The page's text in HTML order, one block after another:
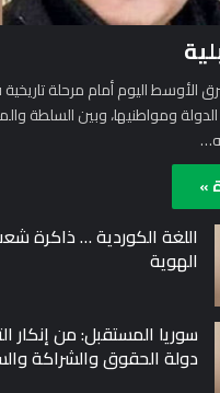
الأوسط اليوم أمام مرحلة
ومواطنيها، وبين السلطة
»
اللغة الكوردية … ذاكرة
الهوية
سوريا المستقبل: من إنكار
دولة الحقوق والشراكة